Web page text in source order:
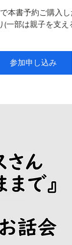
本書予約ご購入
(一部は親子を支
参加申し込み